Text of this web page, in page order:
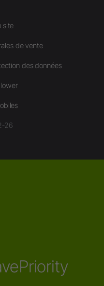
site
de vente
des données
26